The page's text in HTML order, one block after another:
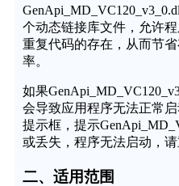
个动态链接库文件，允许
重复代码的存在，从而节
率。
如果
会导致应用程序无法正常
提示框，提示
或丢失，程序无法启动，请
二、适用范围